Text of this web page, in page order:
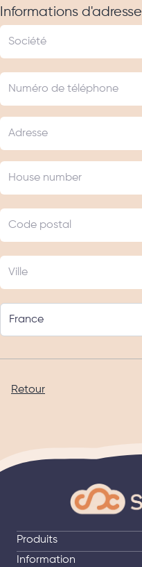
Informations d'adresse
Retour
Produits
Information